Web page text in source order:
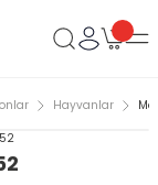
Hayvanlar